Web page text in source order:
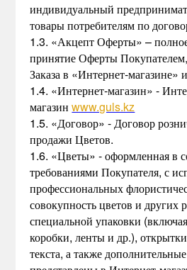
индивидуальный
товары потребителям по
1.3. «Акцепт Оферты» –
принятие Оферты
Заказа в «Интернет-магазине»
1.4. «Интернет-магазин» -
магазинwww.guls.kz
1.5. «Договор» - Договор
продажи Цветов.
1.6. «Цветы» - оформленная в
требованиями Покупателя, с
профессиональных
совокупность цветов и других
специальной упаковки
коробки, ленты и др.),
текста, а также